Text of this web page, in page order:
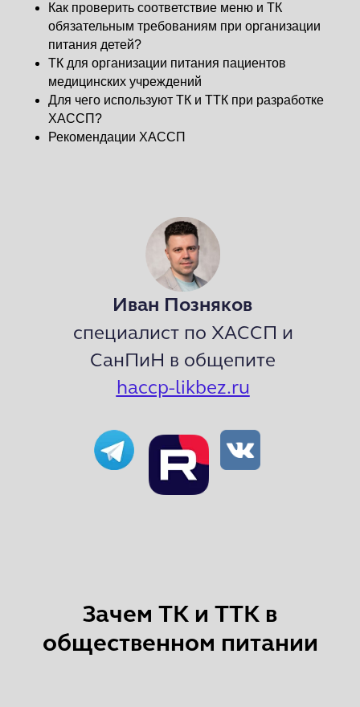
Как проверить соответствие меню и ТК
обязательным требованиям при организации
питания детей?
ТК для организации питания пациентов
медицинских учреждений
Для чего используют ТК и ТТК при разработке
ХАССП?
Рекомендации ХАССП
специалист по ХАССП и
СанПиН в общепите
haccp-likbez.ru
Иван Позняков
Зачем ТК и ТТК в
общественном питании